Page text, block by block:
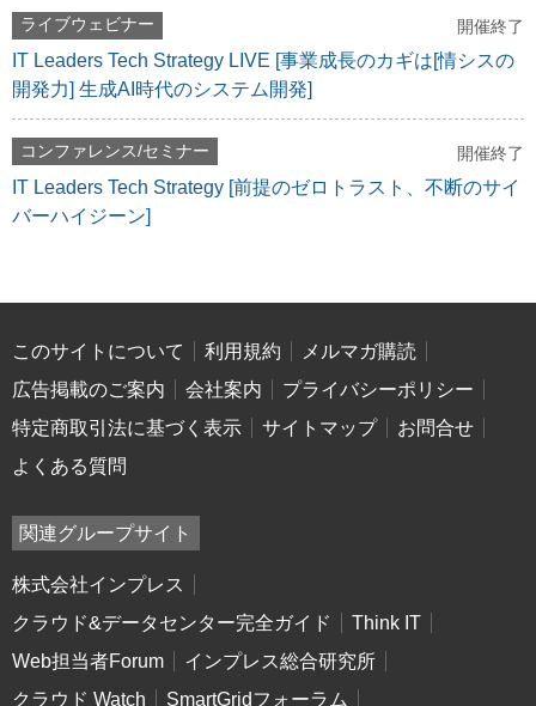
ライブウェビナー 開催終了
IT Leaders Tech Strategy LIVE [事業成長のカギは[情シスの
開発力] 生成AI時代のシステム開発]
コンファレンス/セミナー 開催終了
IT Leaders Tech Strategy [前提のゼロトラスト、不断のサイ
バーハイジーン]
このサイトについて 利用規約
メルマガ購読
広告掲載のご案内
会社案内
プライバシーポリシー
特定商取引法に基づく表示
サイトマップ
お問合せ
よくある質問
関連グループサイト
株式会社インプレス
クラウド&データセンター完全ガイド
Think IT
Web担当者Forum
インプレス総合研究所
クラウド Watch
SmartGridフォーラム